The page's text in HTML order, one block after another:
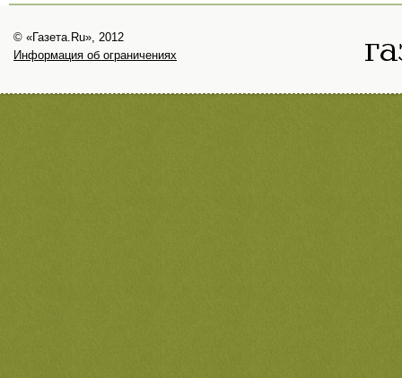
© «Газета.Ru», 2012
Информация об ограничениях